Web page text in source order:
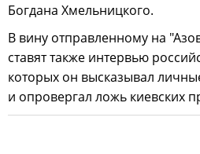
Богдана Хмельницкого.
В вину отправленному на
ставят также интервью
которых он высказывал
и опровергал ложь киевских